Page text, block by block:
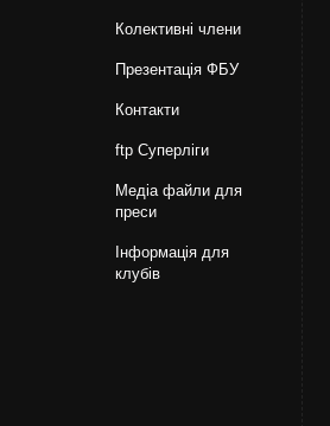
Колективні члени
Презентація ФБУ
Контакти
ftp Суперліги
Медіа файли для
преси
Інформація для
клубів